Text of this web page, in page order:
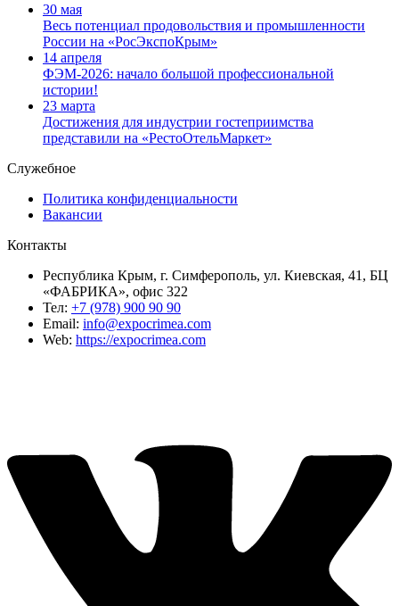
30 мая
Весь потенциал продовольствия и промышленности
России на «РосЭкспоКрым»
14 апреля
ФЭМ-2026: начало большой профессиональной
истории!
23 марта
Достижения для индустрии гостеприимства
представили на «РестоОтельМаркет»
Служебное
Политика конфиденциальности
Вакансии
Контакты
Республика Крым, г. Симферополь, ул. Киевская, 41, БЦ
«ФАБРИКА», офис 322
Тел: +7 (978) 900 90 90
Email: info@expocrimea.com
Web: https://expocrimea.com